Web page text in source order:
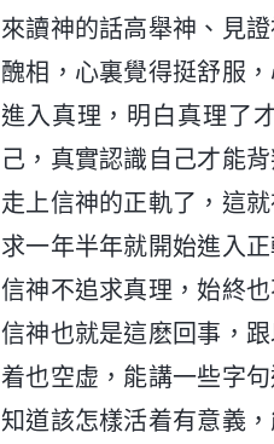
來讀神的話高舉神、見
醜相，心裏覺得挺舒服
進入真理，明白真理了
己，真實認識自己才能
走上信神的正軌了，這
求一年半年就開始進入
信神不追求真理，始終
信神也就是這麽回事，
着也空虚，能講一些字
知道該怎樣活着有意義